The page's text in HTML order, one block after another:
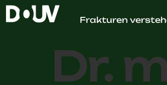
Frakturen
Dr.